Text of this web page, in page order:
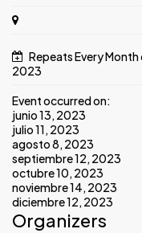
Repeats Every
2023
Event occurred on:
junio 13, 2023
julio 11, 2023
agosto 8, 2023
septiembre 12, 2023
octubre 10, 2023
noviembre 14, 2023
diciembre 12, 2023
Organizers